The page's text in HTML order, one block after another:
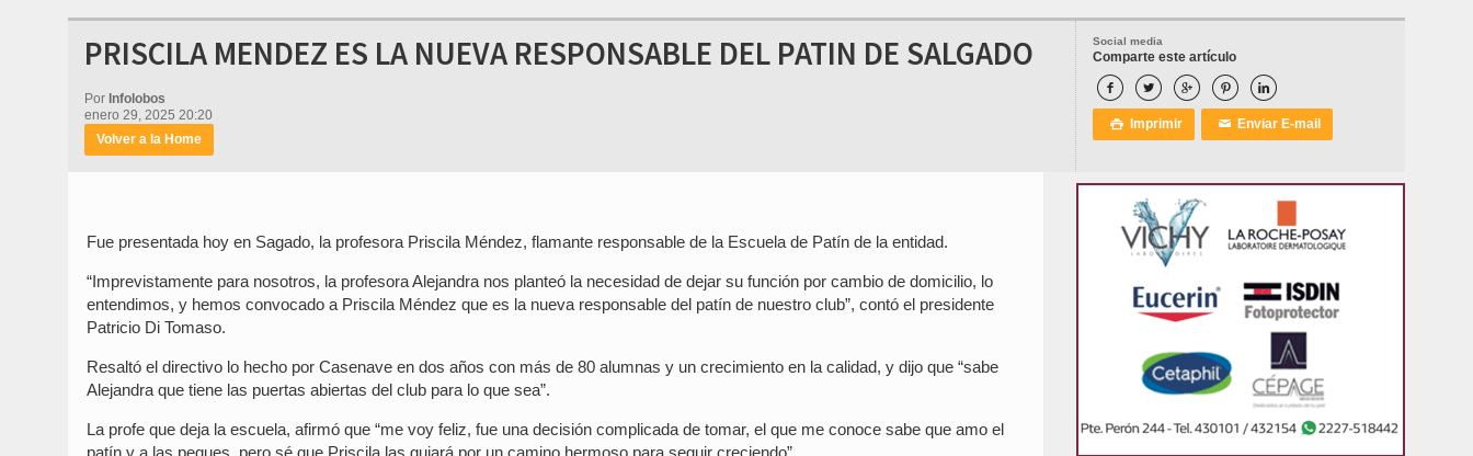
Social media
Comparte este artículo
    
 Imprimir ✉ Enviar E-mail
PRISCILA MENDEZ ES LA NUEVA RESPONSABLE DEL PATIN DE SALGADO
Por Infolobos
enero 29, 2025 20:20
Volver a la Home
Fue presentada hoy en Sagado, la profesora Priscila Méndez, flamante responsable de la Escuela de Patín de la entidad.
“Imprevistamente para nosotros, la profesora Alejandra nos planteó la necesidad de dejar su función por cambio de domicilio, lo
entendimos, y hemos convocado a Priscila Méndez que es la nueva responsable del patín de nuestro club”, contó el presidente
Patricio Di Tomaso.
Resaltó el directivo lo hecho por Casenave en dos años con más de 80 alumnas y un crecimiento en la calidad, y dijo que “sabe
Alejandra que tiene las puertas abiertas del club para lo que sea”.
La profe que deja la escuela, afirmó que “me voy feliz, fue una decisión complicada de tomar, el que me conoce sabe que amo el
patín y a las peques, pero sé que Priscila las guiará por un camino hermoso para seguir creciendo”.